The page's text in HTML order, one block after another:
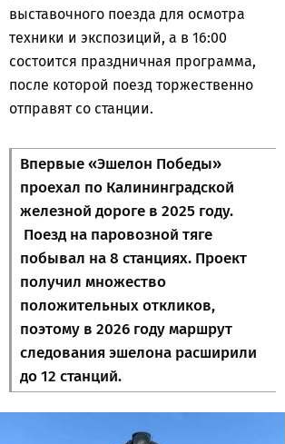
выставочного поезда для осмотра
техники и экспозиций, а в 16:00
состоится праздничная программа,
после которой поезд торжественно
отправят со станции.
Впервые «Эшелон Победы»
проехал по Калининградской
железной дороге в 2025 году.
Поезд на паровозной тяге
побывал на 8 станциях. Проект
получил множество
положительных откликов,
поэтому в 2026 году маршрут
следования эшелона расширили
до 12 станций.